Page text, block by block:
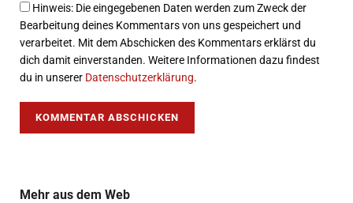
Hinweis: Die eingegebenen Daten werden zum Zweck der
Bearbeitung deines Kommentars von uns gespeichert und
verarbeitet. Mit dem Abschicken des Kommentars erklärst du
dich damit einverstanden. Weitere Informationen dazu findest
du in unserer Datenschutzerklärung.
Mehr aus dem Web